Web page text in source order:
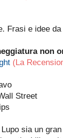
Frasi e idee da
non
(La
Street
sia un